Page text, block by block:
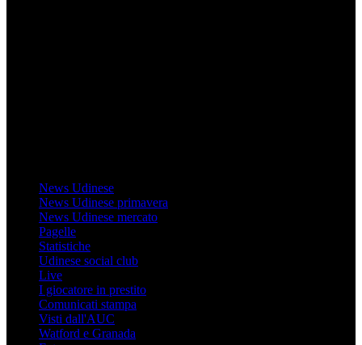
News Udinese
News Udinese primavera
News Udinese mercato
Pagelle
Statistiche
Udinese social club
Live
I giocatore in prestito
Comunicati stampa
Visti dall'AUC
Watford e Granada